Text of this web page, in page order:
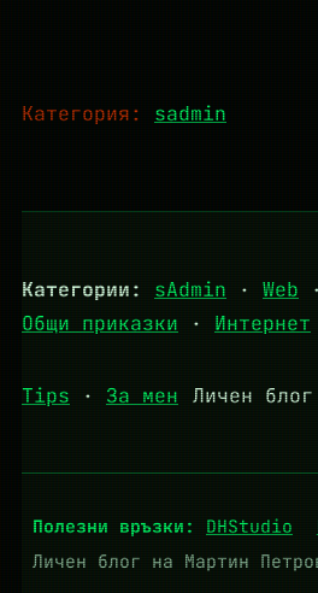
Категория: sadmin
Категории: sAdmin · Web
Общи приказки · Интернет
Tips · За мен Личен
Полезни връзки: DHStudio
Личен блог на Мартин